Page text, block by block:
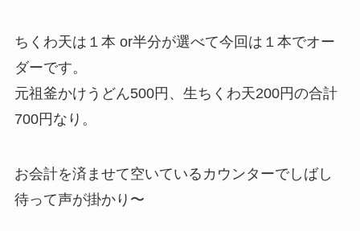
ちくわ天は１本 or半分が選べて今回は１本でオー
ダーです。
元祖釜かけうどん500円、生ちくわ天200円の合計
700円なり。
お会計を済ませて空いているカウンターでしばし
待って声が掛かり〜